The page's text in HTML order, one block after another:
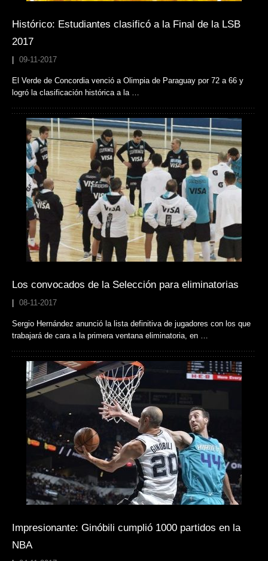
Histórico: Estudiantes clasificó a la Final de la LSB
2017
09-11-2017
El Verde de Concordia venció a Olimpia de Paraguay por 72 a 66 y
logró la clasificación histórica a la …
Los convocados de la Selección para eliminatorias
08-11-2017
Sergio Hernández anunció la lista definitiva de jugadores con los que
trabajará de cara a la primera ventana eliminatoria, en …
Impresionante: Ginóbili cumplió 1000 partidos en la
NBA